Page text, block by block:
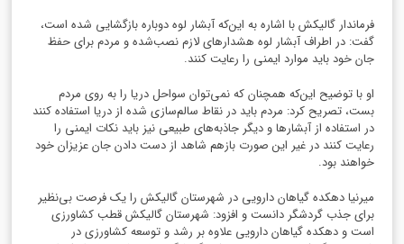
فرماندار گالیکش با اشاره به این‌که آبشار لوه دوباره بازگشایی شده است،
گفت: در اطراف آبشار لوه هشدارهای لازم نصب‌شده و مردم برای حفظ
جان خود باید موارد ایمنی را رعایت کنند.
او با توضیح این‌که همچنان که نمی‌توان سواحل دریا را به روی مردم
بست، تصریح کرد: مردم باید در نقاط سالم‌سازی شده از دریا استفاده کنند
در استفاده از آبشارها و دیگر جاذبه‌های طبیعی نیز باید نکات ایمنی را
رعایت کنند در غیر این صورت بازهم شاهد از دست دادن جان عزیزان خود
خواهند بود.
میرنیا دهکده گیاهان دارویی در شهرستان گالیکش را یک فرصت بی‌نظیر
برای جذب گردشگر دانست و افزود: شهرستان گالیکش قطب کشاورزی
است و دهکده گیاهان دارویی علاوه بر رشد و توسعه کشاورزی در